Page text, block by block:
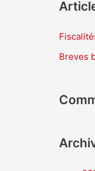
h
e
e
Breves